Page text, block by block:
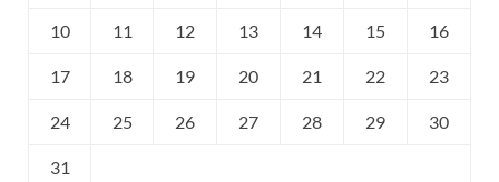
10 11 12 13 14 15 16
17 18 19 20 21 22 23
24 25 26 27 28 29 30
31